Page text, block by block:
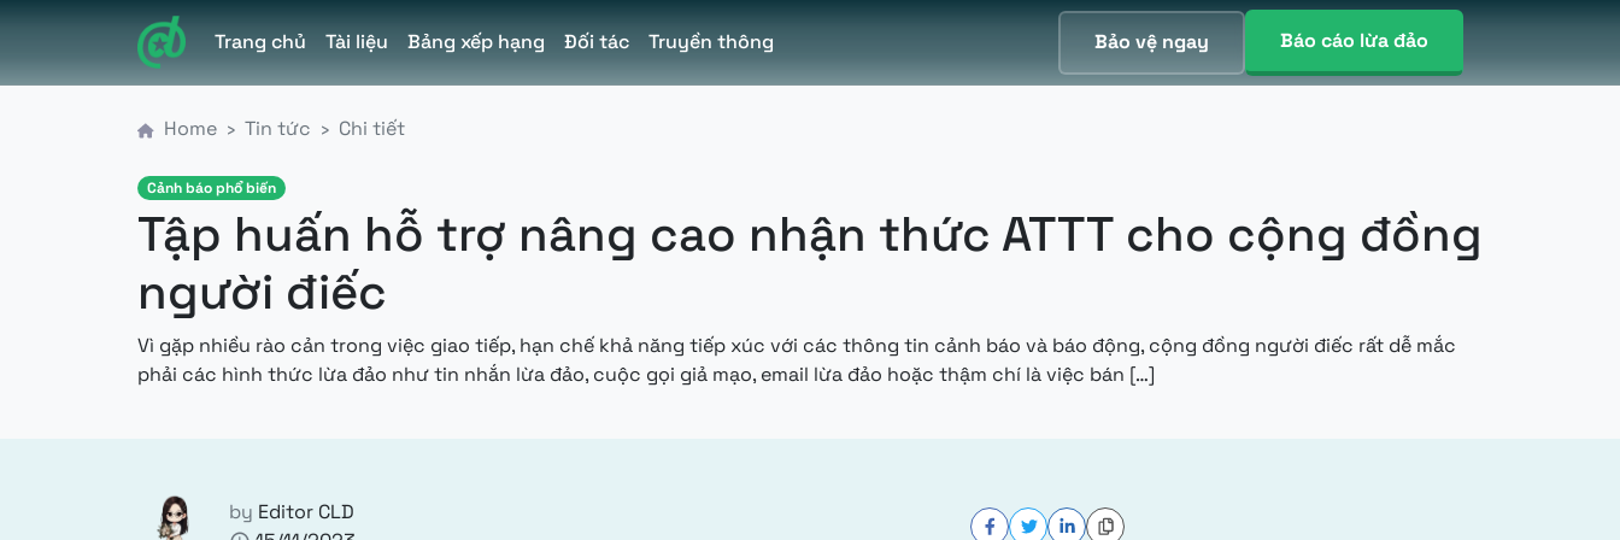
Điều hướng chính
Trang chủ Tài liệu Bảng xếp hạng Đối tác Truyền thông Bảo vệ ngay Báo cáo lừa đảo
Home Tin tức Chi tiết
Cảnh báo phổ biến
Tập huấn hỗ trợ nâng cao nhận thức ATTT cho cộng đồng
người điếc
Vì gặp nhiều rào cản trong việc giao tiếp, hạn chế khả năng tiếp xúc với các thông tin cảnh báo và báo động, cộng đồng người điếc rất dễ mắc
phải các hình thức lừa đảo như tin nhắn lừa đảo, cuộc gọi giả mạo, email lừa đảo hoặc thậm chí là việc bán […]
by Editor CLD